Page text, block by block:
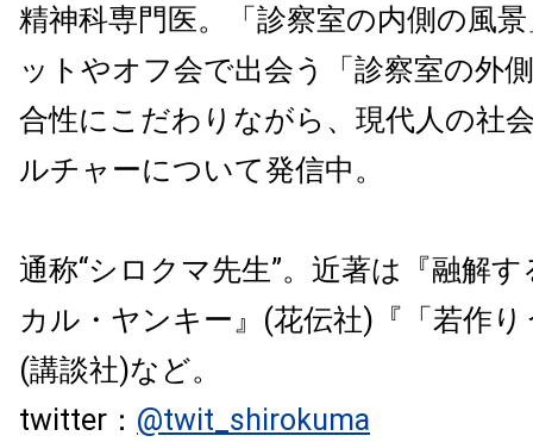
精神科専門医。「診察室の内側の風
ットやオフ会で出会う「診察室の外
合性にこだわりながら、現代人の社
ルチャーについて発信中。
通称“シロクマ先生”。近著は『融解
カル・ヤンキー』(花伝社)『「若作
(講談社)など。
twitter： @twit_shirokuma